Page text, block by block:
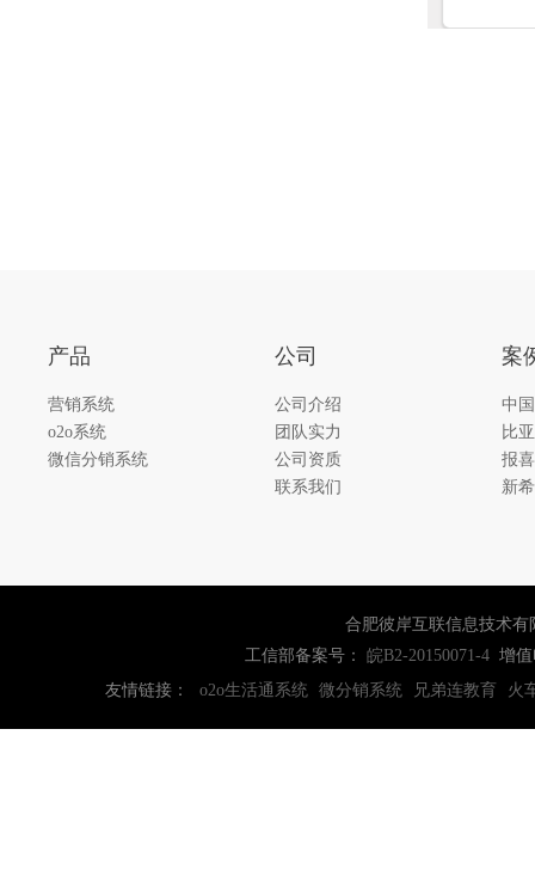
产品
营销系统
o2o系统
微信分销系统
公司
公司介绍
团队实力
公司资质
联系我们
案
中
比
报
新
合肥彼岸互联信息技术有
工信部备案号： 皖B2-20150071-4增值
友情链接：
o2o生活通系统 微分销系统 兄弟连教育 火